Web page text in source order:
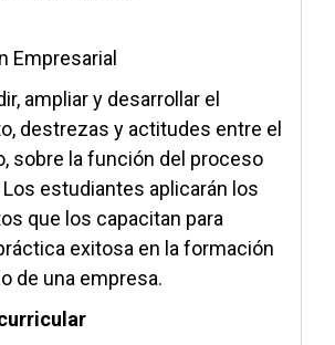
Empresarial
ampliar y desarrollar el
destrezas y actitudes entre el
sobre la función del proceso
estudiantes aplicarán los
que los capacitan para
exitosa en la formación
de una empresa.